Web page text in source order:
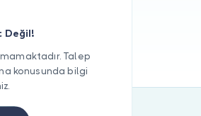
Değil!
Talep
konusunda bilgi